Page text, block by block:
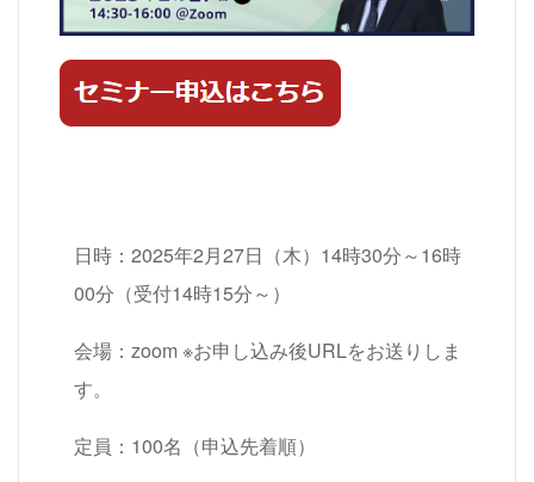
日時：2025年2月27日（木）14時30分～16時
00分（受付14時15分～）
会場：zoom ※お申し込み後URLをお送りしま
す。
定員：100名（申込先着順）